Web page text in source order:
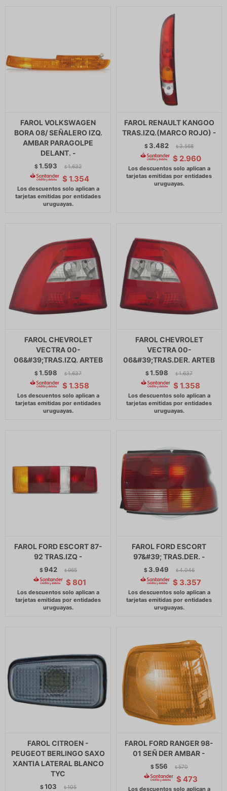
FAROL VOLKSWAGEN
BORA 08/ SEÑALERO IZQ.
AMBAR PARAGOLPE
DELANT. -
$1.593 $ 1.632
$ 1.354
FAROL RENAULT KANGOO
TRAS.IZQ.(MARCO ROJO) -
$ 3.482 $ 3.568
$ 2.960
FAROL CHEVROLET
VECTRA 00-
06&#39;TRAS.IZQ. ARTEB
$1.598 $ 1.637
$ 1.358
FAROL CHEVROLET
VECTRA 00-
06&#39;TRAS.DER. ARTEB
$1.598 $ 1.637
$ 1.358
FAROL FORD ESCORT 87-
92 TRAS.IZQ -
$942 $ 965
$ 801
FAROL FORD ESCORT
97&#39; TRAS.DER. -
$ 3.949 $ 4.046
$ 3.357
FAROL CITROEN -
PEUGEOT BERLINGO SAXO
XANTIA LATERAL BLANCO
TYC
$103 $ 105
FAROL FORD RANGER 98-
01 SEÑ DER AMBAR -
$ 556 $ 570
$ 473